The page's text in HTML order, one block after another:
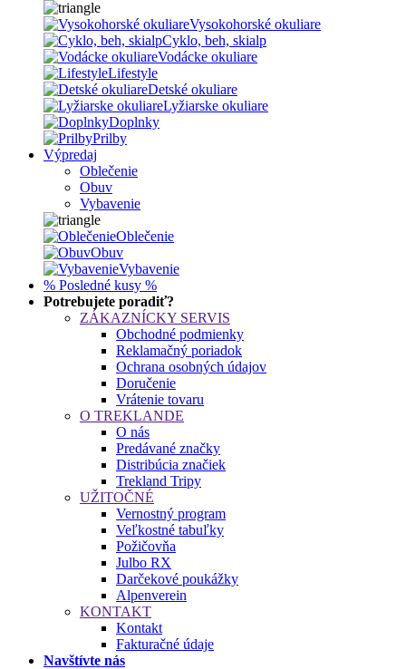
Vysokohorské okuliare
Cyklo, beh, skialp
Vodácke okuliare
Lifestyle
Detské okuliare
Lyžiarske okuliare
Doplnky
Prilby
Výpredaj
Oblečenie
Obuv
Vybavenie
Oblečenie
Obuv
Vybavenie
% Posledné kusy %
Potrebujete poradiť?
ZÁKAZNÍCKY SERVIS
Obchodné podmienky
Reklamačný poriadok
Ochrana osobných údajov
Doručenie
Vrátenie tovaru
O TREKLANDE
O nás
Predávané značky
Distribúcia značiek
Trekland Tripy
UŽITOČNÉ
Vernostný program
Veľkostné tabuľky
Požičovňa
Julbo RX
Darčekové poukážky
Alpenverein
KONTAKT
Kontakt
Fakturačné údaje
Navštívte nás